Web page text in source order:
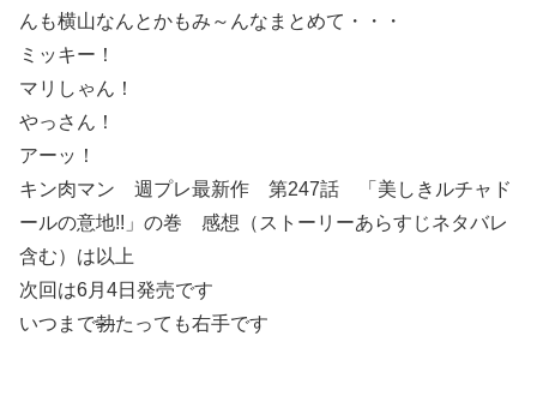
んも横山なんとかもみ～んなまとめて・・・
ミッキー！
マリしゃん！
やっさん！
アーッ！
キン肉マン 週プレ最新作 第247話 「美しきルチャド
ールの意地!!」の巻 感想（ストーリーあらすじネタバレ
含む）は以上
次回は6月4日発売です
いつまで勃たっても右手です